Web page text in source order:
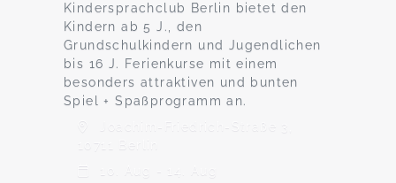
Kindersprachclub Berlin bietet den
Kindern ab 5 J., den
Grundschulkindern und Jugendlichen
bis 16 J. Ferienkurse mit einem
besonders attraktiven und bunten
Spiel + Spaßprogramm an.
Joachim-Friedrich-Straße 3,
10711 Berlin
10. Aug - 14. Aug